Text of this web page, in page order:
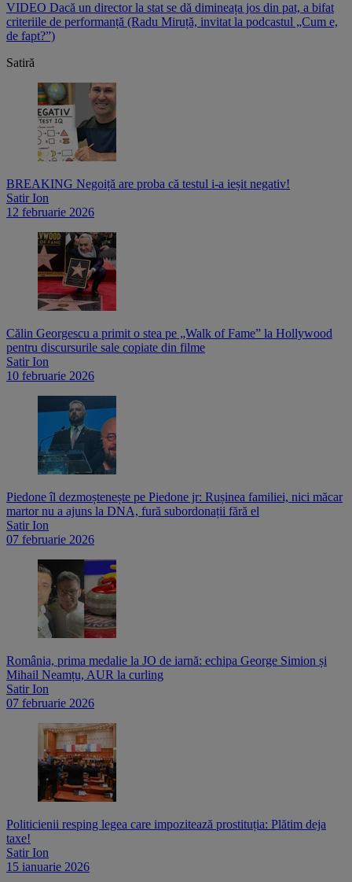
VIDEO Dacă un director la stat se dă dimineața jos din pat, a bifat
criteriile de performanță (Radu Miruță, invitat la podcastul „Cum e,
de fapt?”)
Satiră
BREAKING Negoiță are proba că testul i-a ieșit negativ!
Satir Ion
12 februarie 2026
Călin Georgescu a primit o stea pe „Walk of Fame” la Hollywood
pentru discursurile sale copiate din filme
Satir Ion
10 februarie 2026
Piedone îl dezmoștenește pe Piedone jr: Rușinea familiei, nici măcar
martor nu a ajuns la DNA, fură subordonații fără el
Satir Ion
07 februarie 2026
România, prima medalie la JO de iarnă: echipa George Simion și
Mihail Neamțu, AUR la curling
Satir Ion
07 februarie 2026
Politicienii resping legea care impozitează prostituția: Plătim deja
taxe!
Satir Ion
15 ianuarie 2026